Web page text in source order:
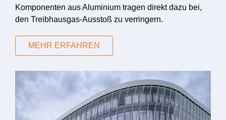
Komponenten aus Aluminium tragen direkt dazu bei,
den Treibhausgas-Ausstoß zu verringern.
MEHR ERFAHREN